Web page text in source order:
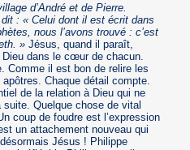
d’André et de Pierre.
: « Celui dont il est écrit dans
nous l’avons trouvé : c’est
» Jésus, quand il paraît,
dans le cœur de chacun.
Comme il est bon de relire les
Chaque détail compte.
de la relation à Dieu qui ne
suite. Quelque chose de vital
coup de foudre est l’expression
un attachement nouveau qui
Jésus ! Philippe